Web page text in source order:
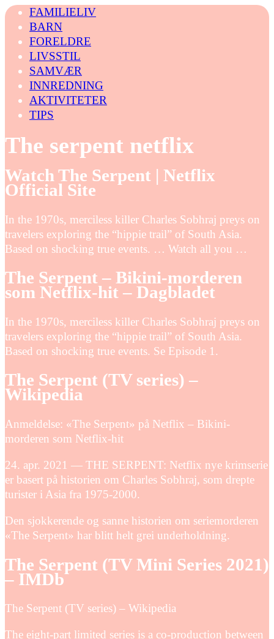
FAMILIELIV
BARN
FORELDRE
LIVSSTIL
SAMVÆR
INNREDNING
AKTIVITETER
TIPS
The serpent netflix
Watch The Serpent | Netflix
Official Site
In the 1970s, merciless killer Charles Sobhraj preys on
travelers exploring the “hippie trail” of South Asia.
Based on shocking true events. … Watch all you …
The Serpent – Bikini-morderen
som Netflix-hit – Dagbladet
In the 1970s, merciless killer Charles Sobhraj preys on
travelers exploring the “hippie trail” of South Asia.
Based on shocking true events. Se Episode 1.
The Serpent (TV series) –
Wikipedia
Anmeldelse: «The Serpent» på Netflix – Bikini-
morderen som Netflix-hit
24. apr. 2021 — THE SERPENT: Netflix nye krimserie
er basert på historien om Charles Sobhraj, som drepte
turister i Asia fra 1975-2000.
Den sjokkerende og sanne historien om seriemorderen
«The Serpent» har blitt helt grei underholdning.
The Serpent (TV Mini Series 2021)
– IMDb
The Serpent (TV series) – Wikipedia
The eight-part limited series is a co-production between